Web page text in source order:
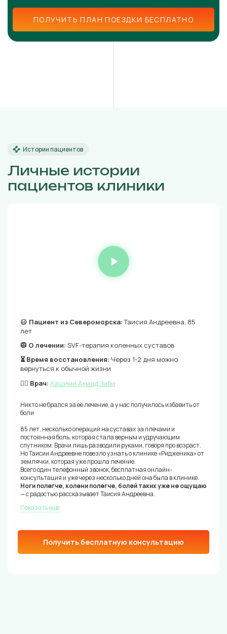
ПОЛУЧИТЬ ПЛАН ПОЕЗДКИ БЕСПЛАТНО
Истории пациентов
Личные истории
пациентов клиники
😷 Пациент из Североморска:Таисия Андреевна, 85
лет
🥼 О лечении: SVF-терапия коленных суставов
⏳ Время восстановления: Через 1-2 дня можно
вернуться к обычной жизни
👨‍⚕️ Врач: Хашими Ахмад Заби
Никто не брался за её лечение, а у нас получилось избавить от
боли
85 лет, несколько операций на суставах за плечами и
постоянная боль, которая стала верным и удручающим
спутником. Врачи лишь разводили руками, говоря про возраст.
Но Таисии Андреевне повезло узнать о клинике «Ридженика» от
землячки, которая уже прошла лечение.
Всего один телефонный звонок, бесплатная онлайн-
консультация и уже через несколько дней она была в клинике.
Ноги полегче, колени полегче, болей таких уже не ощущаю
— с радостью рассказывает Таисия Андреевна.
Показать еще
Получить бесплатную консультацию